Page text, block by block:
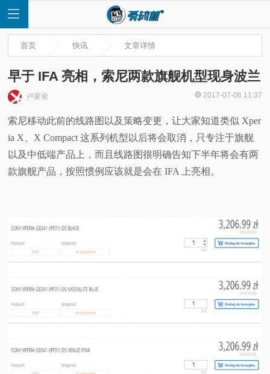
页
快
评
视
科
首页 快讯 文章详情
早于 IFA 亮相，索尼两款旗舰机型现身波兰
卢家俊 2017-07-06 11:37
索尼移动此前的线路图以及策略变更，让大家知道类似 Xper
ia X、X Compact 这系列机型以后将会取消，只专注于旗舰
以及中低端产品上，而且线路图很明确告知下半年将会有两
款旗舰产品，按照惯例应该就是会在 IFA 上亮相。